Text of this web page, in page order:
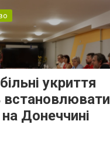
укриття
встановлювати
на Донеччині